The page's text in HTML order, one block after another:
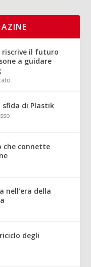
riscrive il futuro
a guidare
sfida di Plastik
che connette
nell’era della
degli